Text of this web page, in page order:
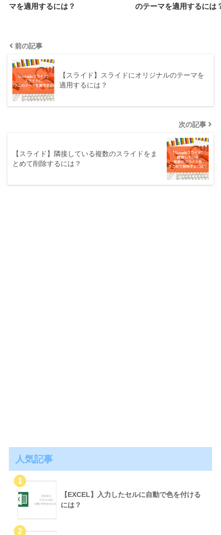
マを適用するには？
のテーマを適用するには
前の記事
【スライド】スライドにオリジナルのテーマを
適用するには？
次の記事
【スライド】隣接している複数のスライドをま
とめて削除するには？
人気記事
【EXCEL】入力したセルに自動で色を付ける
には？